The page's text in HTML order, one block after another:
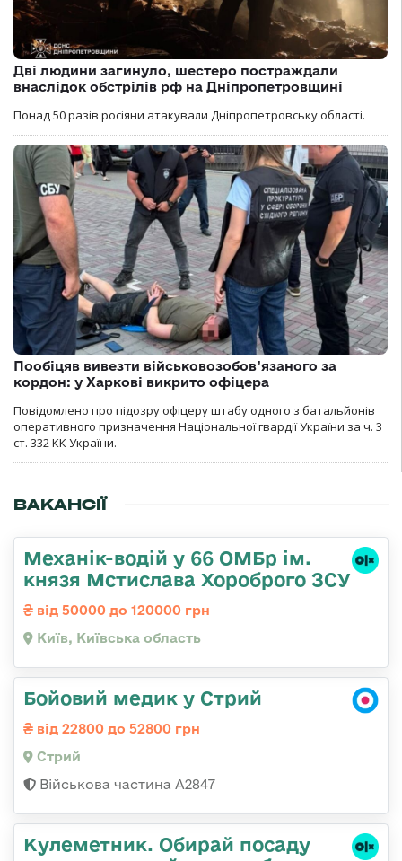
Дві людини загинуло, шестеро постраждали
внаслідок обстрілів рф на Дніпропетровщині
Понад 50 разів росіяни атакували Дніпропетровську області.
Пообіцяв вивезти військовозобов’язаного за
кордон: у Харкові викрито офіцера
Повідомлено про підозру офіцеру штабу одного з батальйонів
оперативного призначення Національної гвардії України за ч. 3
ст. 332 КК України.
ВАКАНСІЇ
Механік-водій у 66 ОМБр ім.
князя Мстислава Хороброго ЗСУ
від 50000 до 120000 грн
Київ, Київська область
Бойовий медик у Стрий
від 22800 до 52800 грн
Стрий
Військова частина А2847
Кулеметник. Обирай посаду